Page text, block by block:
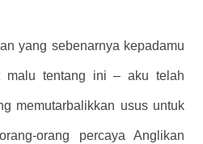
yang sebenarnya kepadamu
tentang ini – aku telah
memutarbalikkan usus untuk
orang percaya Anglikan